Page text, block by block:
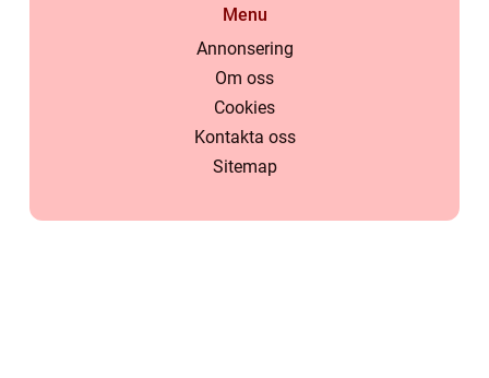
Menu
Annonsering
Om oss
Cookies
Kontakta oss
Sitemap